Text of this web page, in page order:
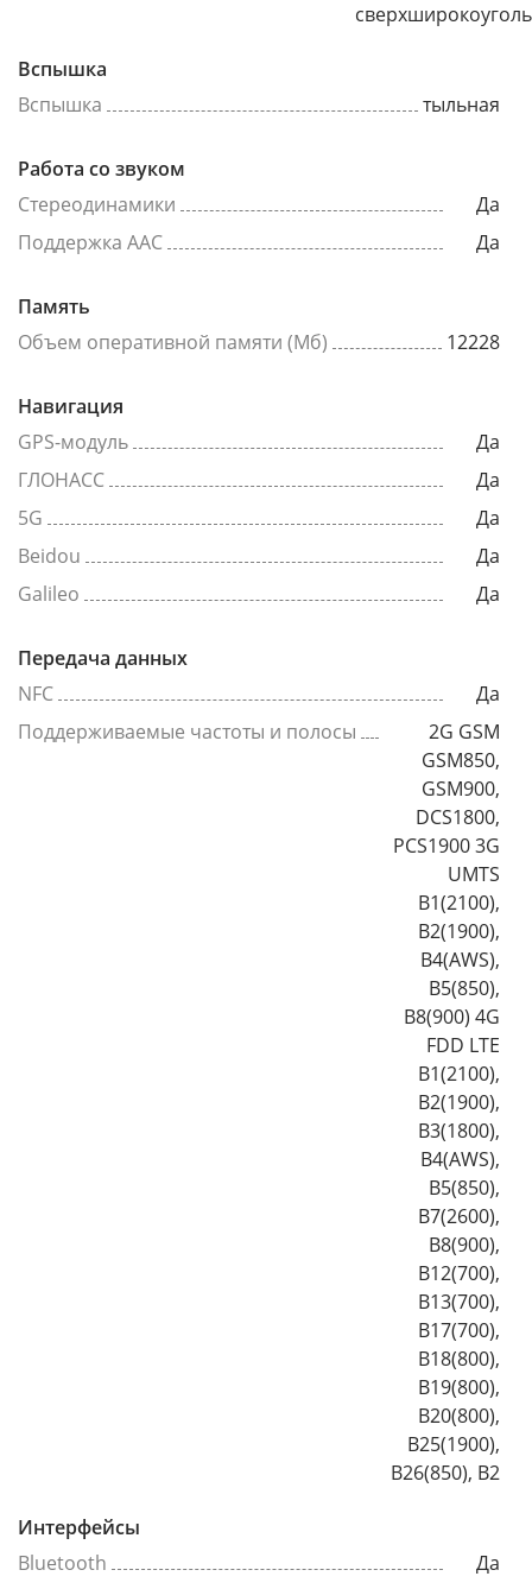
Вспышка
Вспышка
тыльная
Работа со звуком
Стереодинамики
Да
Поддержка AAC
Да
Память
Объем оперативной памяти (Мб)
12228
Навигация
GPS-модуль
Да
ГЛОНАСС
Да
5G
Да
Beidou
Да
Galileo
Да
Передача данных
NFC
Да
Поддерживаемые частоты и полосы
2G GSM
GSM850,
GSM900,
DCS1800,
PCS1900 3G
UMTS
B1(2100),
B2(1900),
B4(AWS),
B5(850),
B8(900) 4G
FDD LTE
B1(2100),
B2(1900),
B3(1800),
B4(AWS),
B5(850),
B7(2600),
B8(900),
B12(700),
B13(700),
B17(700),
B18(800),
B19(800),
B20(800),
B25(1900),
B26(850), B2
Интерфейсы
Bluetooth
Да